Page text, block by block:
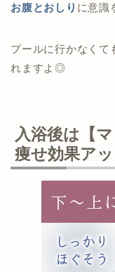
お腹とおしり に意識
プールに行かなくて
れますよ◎
入浴後は【
痩せ効果アッ